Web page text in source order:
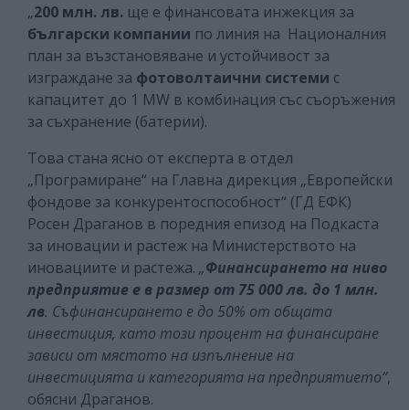
„200 млн. лв. ще е финансовата инжекция за
български компании по линия на Националния
план за възстановяване и устойчивост за
изграждане за фотоволтаични системи с
капацитет до 1 MW в комбинация със съоръжения
за съхранение (батерии).
Това стана ясно от експерта в отдел
„Програмиране“ на Главна дирекция „Европейски
фондове за конкурентоспособност“ (ГД ЕФК)
Росен Драганов в поредния епизод на Подкаста
за иновации и растеж на Министерството на
иновациите и растежа. „Финансирането на ниво
предприятие е в размер от 75 000 лв. до 1 млн.
лв. Съфинансирането е до 50% от общата
инвестиция, като този процент на финансиране
зависи от мястото на изпълнение на
инвестицията и категорията на предприятието“,
обясни Драганов.